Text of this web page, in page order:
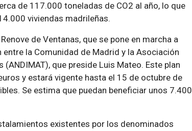
de 117.000 toneladas de CO2 al año, lo que
viviendas madrileñas.
de Ventanas, que se pone en marcha a
la Comunidad de Madrid y la Asociación
que preside Luis Mateo. Este plan
y estará vigente hasta el 15 de octubre de
Se estima que puedan beneficiar unos 7.400
existentes por los denominados